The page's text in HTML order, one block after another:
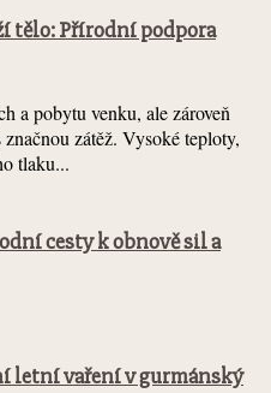
tělo: Přírodní podpora
a pobytu venku, ale zároveň
zátěž. Vysoké teploty,
tlaku...
cesty k obnově sil a
letní vaření v gurmánský